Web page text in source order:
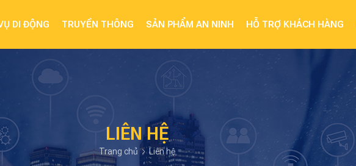
DI ĐỘNG TRUYỀN THÔNG SẢN PHẨM AN NINH HỖ TRỢ KHÁCH HÀNG
LIÊN HỆ
Trang chủ Liên hệ